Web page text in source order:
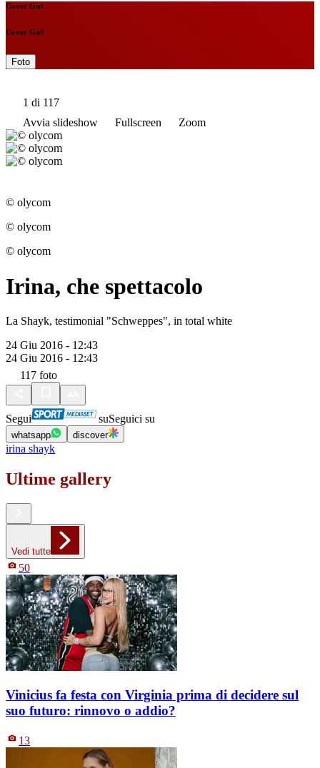
Cover Girl
Cover Girl
Foto
1 di 117
Avvia slideshow
Fullscreen Zoom
© olycom
© olycom
© olycom
Irina, che spettacolo
La Shayk, testimonial "Schweppes", in total white
24 Giu 2016 - 12:43
24 Giu 2016 - 12:43
117 foto
Segui suSeguici su
whatsapp discover
irina shayk
Ultime gallery
Vedi tutte
50
Vinicius fa festa con Virginia prima di decidere sul
suo futuro: rinnovo o addio?
13